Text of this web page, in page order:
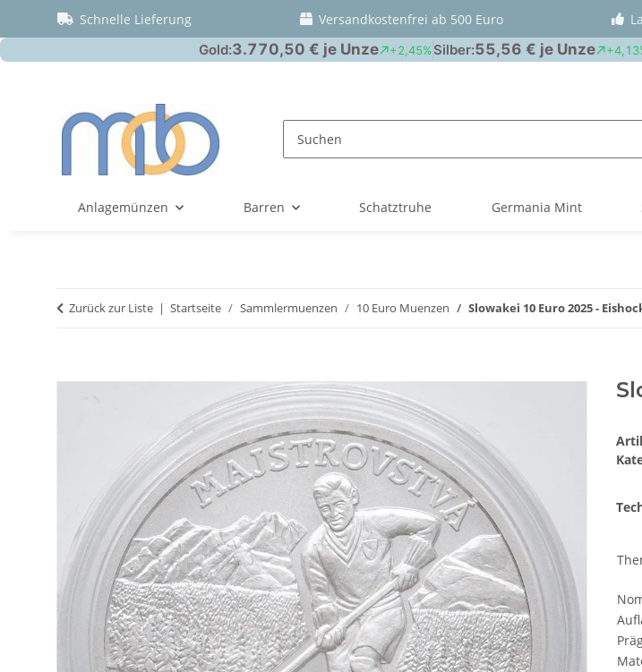
Schnelle Lieferung Versandkostenfrei ab 500 Euro
Anlagemünzen Barren Schatztruhe Germania Mint
Zurück zur Liste Startseite Sammlermuenzen 10 Euro Muenzen Slowakei 10 Euro 2025 -